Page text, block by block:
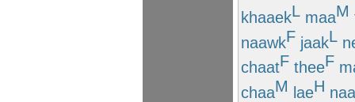
khaaekL maaM
naawkF jaakL
chaatF theeF
chaaM laeH naa